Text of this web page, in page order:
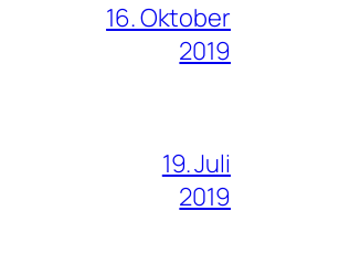
16. Oktober
2019
19. Juli
2019